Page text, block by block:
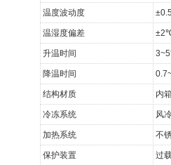
温度波动度
温湿度偏差
升温时间
降温时间
结构材质 内
冷冻系统 风
加热系统 不
保护装置 过